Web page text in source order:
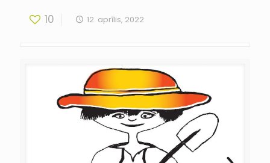
10 12. aprīlis, 2022